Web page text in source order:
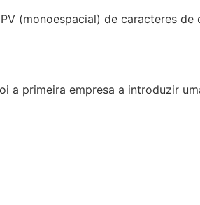
(monoespacial) de caracteres de
a primeira empresa a introduzir